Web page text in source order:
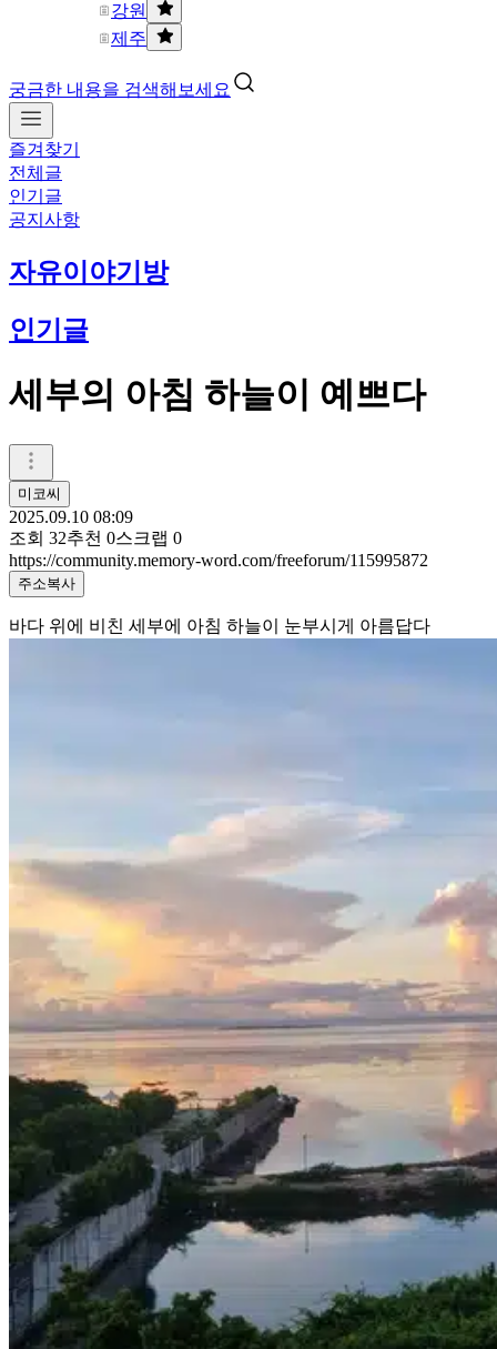
강원
제주
궁금한 내용을 검색해보세요
즐겨찾기
전체글
인기글
공지사항
자유이야기방
인기글
세부의 아침 하늘이 예쁘다
미코씨
2025.09.10 08:09
조회 32추천 0스크랩 0
https://community.memory-word.com/freeforum/115995872
주소복사
바다 위에 비친 세부에 아침 하늘이 눈부시게 아름답다